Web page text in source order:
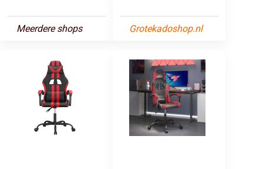
Meerdere shops Grotekadoshop.nl